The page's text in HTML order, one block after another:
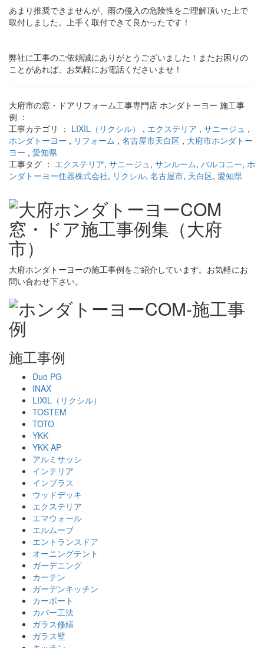
あまり推奨できませんが、雨の侵入の危険性をご理解頂いた上で
取付しました。上手く取付できて良かったです！
弊社に工事のご依頼誠にありがとうございました！またお困りの
ことがあれば、お気軽にお電話くださいませ！
大府市の窓・ドアリフォーム工事専門店 ホンダトーヨー 施工事
例 ：
工事カテゴリ ： LIXIL（リクシル） , エクステリア , サニージュ ,
ホンダトーヨー , リフォーム , 名古屋市天白区 , 大府市ホンダトー
ヨー , 愛知県
工事タグ ： エクステリア, サニージュ, サンルーム, バルコニー, ホ
ンダトーヨー住器株式会社, リクシル, 名古屋市, 天白区, 愛知県
大府ホンダトーヨーの施工事例をご紹介しています。お気軽にお
問い合わせ下さい。
施工事例
Duo PG
INAX
LIXIL（リクシル）
TOSTEM
TOTO
YKK
YKK AP
アルミサッシ
インテリア
インプラス
ウッドデッキ
エクステリア
エマウォール
エルムーブ
エントランスドア
オーニングテント
ガーデニング
カーテン
ガーデンキッチン
カーポート
カバー工法
ガラス修繕
ガラス壁